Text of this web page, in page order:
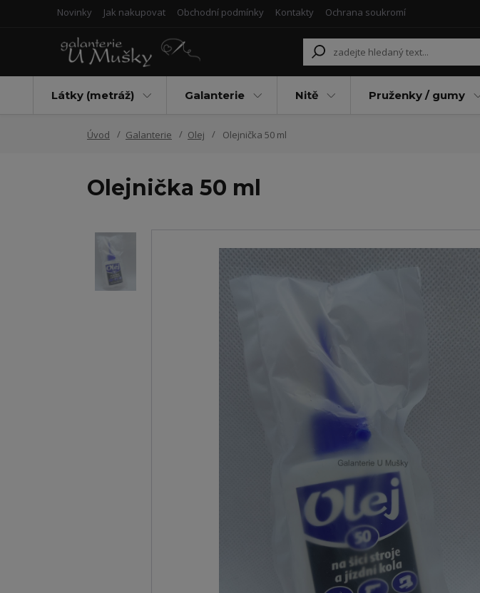
Novinky Jak nakupovat Obchodní podmínky Kontakty Ochrana soukromí
Látky (metráž) Galanterie Nitě Pruženky / gumy
Úvod Galanterie Olej Olejnička 50 ml
Olejnička 50 ml